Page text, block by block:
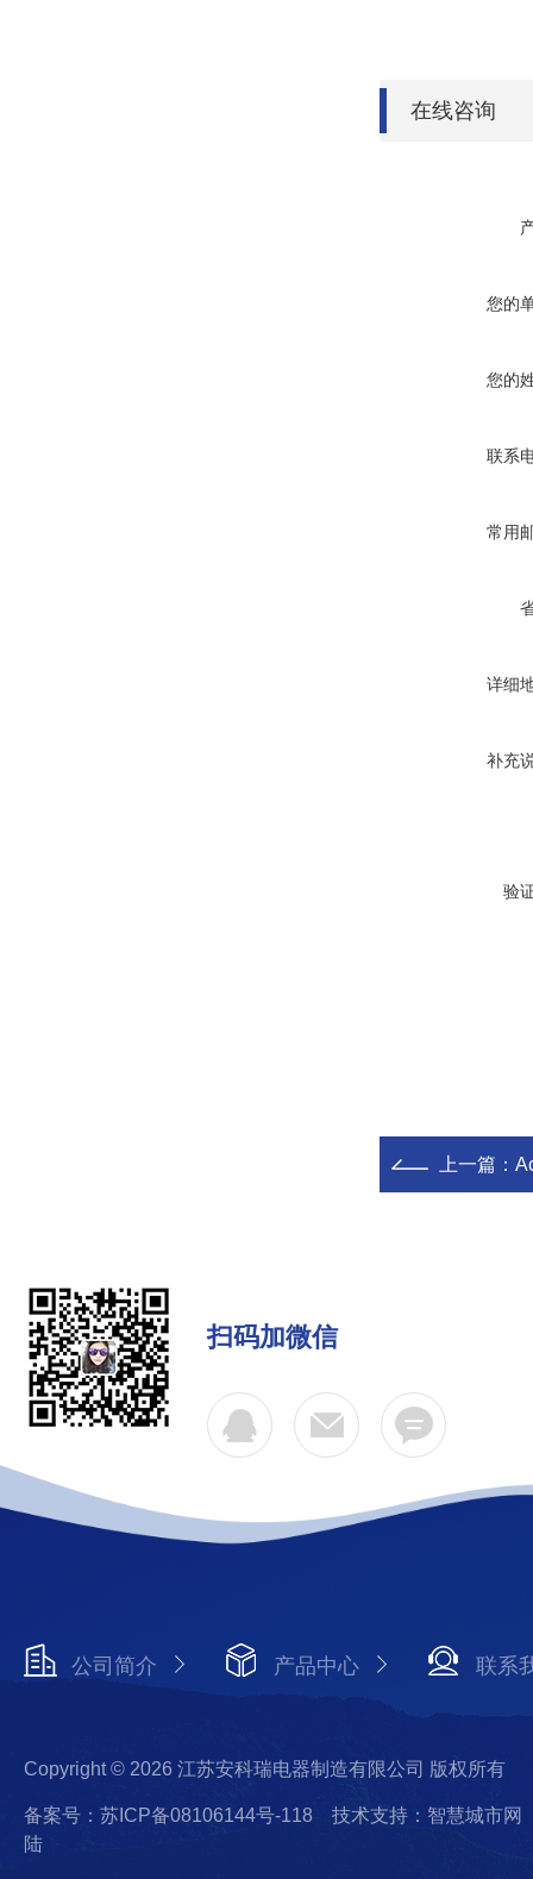
在线咨询
您的
您的
联系
常用
详细
补充
验
上一篇：
扫码加微信
公司简介 产品中心 联系
Copyright © 2026 江苏安科瑞电器制造有限公司 版权所有
备案号：苏ICP备08106144号-118
技术支持：智慧城市网
陆